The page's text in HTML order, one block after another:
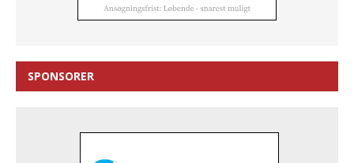
SPONSORER